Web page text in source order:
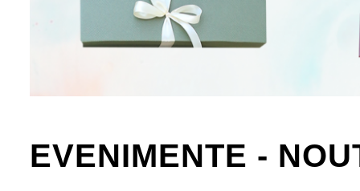
EVENIMENTE -